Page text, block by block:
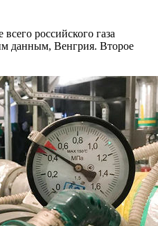
российского газа
данным, Венгрия. Второе